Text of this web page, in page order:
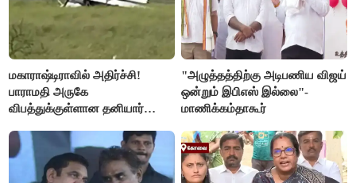
மகாராஷ்டிராவில் அதிர்ச்சி!
பாராமதி அருகே
விபத்துக்குள்ளான தனியார்
"அழுத்தத்திற்கு அடிபணிய விஜய்
ஒன்றும் இபிஎஸ் இல்லை"-
மாணிக்கம்தாகூர்